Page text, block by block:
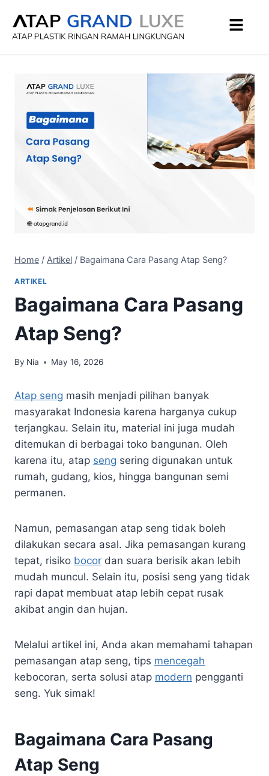
Home / Artikel / Bagaimana Cara Pasang Atap Seng?
ARTIKEL
Bagaimana Cara Pasang
Atap Seng?
By Nia May 16, 2026
Atap seng masih menjadi pilihan banyak
masyarakat Indonesia karena harganya cukup
terjangkau. Selain itu, material ini juga mudah
ditemukan di berbagai toko bangunan. Oleh
karena itu, atap seng sering digunakan untuk
rumah, gudang, kios, hingga bangunan semi
permanen.
Namun, pemasangan atap seng tidak boleh
dilakukan secara asal. Jika pemasangan kurang
tepat, risiko bocor dan suara berisik akan lebih
mudah muncul. Selain itu, posisi seng yang tidak
rapi dapat membuat atap lebih cepat rusak
akibat angin dan hujan.
Melalui artikel ini, Anda akan memahami tahapan
pemasangan atap seng, tips mencegah
kebocoran, serta solusi atap modern pengganti
seng. Yuk simak!
Bagaimana Cara Pasang
Atap Seng